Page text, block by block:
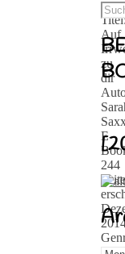
Titel:
Auf
zu
dir
E-
244